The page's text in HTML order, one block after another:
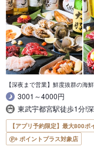
【深夜まで営業】鮮度抜群の海
3001～4000円
東武宇都宮駅徒歩1分!
【アプリ予約限定】最大800ポ
ポイントプラス対象店